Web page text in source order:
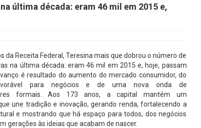
última década: eram 46 mil em 2015 e,
da Receita Federal, Teresina mais que dobrou o número de
na última década: eram 46 mil em 2015 e, hoje, passam
é resultado do aumento do mercado consumidor, do
para negócios e de uma nova onda de
formais. Aos 173 anos, a capital mantém um
une tradição e inovação, gerando renda, fortalecendo a
e mostrando que há espaço para todos, dos negócios
gerações às ideias que acabam de nascer.